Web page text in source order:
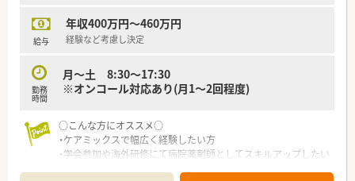
■門前クリニックより、内科・整形外科・リハビリテーション科の
処方箋をメインに応需しています。
■薬剤師さんは正社員2名、パート2名が在籍しており、常時3名
体制で運営しています。
■調剤事務さんもおり、対人業務に集中できる環境です。
です。
■グレーのレンガ造りの建物が目印です。
■住宅街に位置し、地元の患者様が多く来局されます。かかりつ
給与
年収400万円～460万円
経験など考慮し決定
勤務
時間
月～土 8:30～17:30
※オンコール対応あり(月1～2回程度)
○こんな方にオススメ○
・ケアミックスで幅広く経験したい方
・学会参加や海外研修にて病院薬剤師としてスキルアップしたい